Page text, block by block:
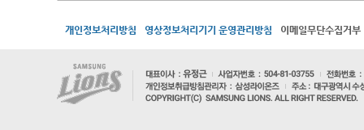
개인정보처리방침 영상정보처리기기 운영관리방침 이메일무단수집거부